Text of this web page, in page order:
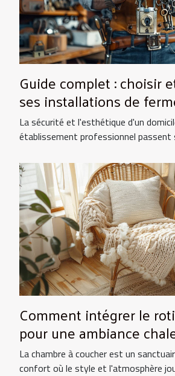
Guide complet : choisir
ses installations de
La sécurité et l'esthétique d'un
établissement professionnel passent
Comment intégrer le
pour une ambiance
chambre
La chambre à coucher est un
confort où le style et l'atmosphère